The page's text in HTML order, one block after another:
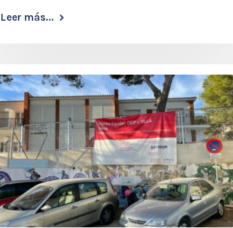
Leer más...